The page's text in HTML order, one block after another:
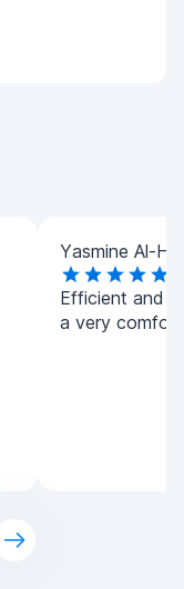
Yasmine Al-
Efficient and
a very